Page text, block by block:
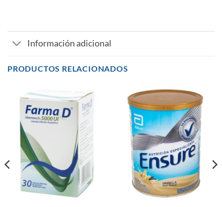
Información adicional
PRODUCTOS RELACIONADOS